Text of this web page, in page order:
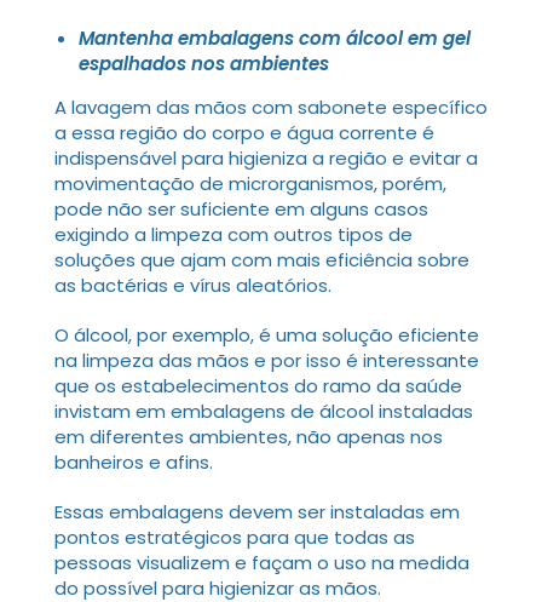
Mantenha embalagens com álcool em gel
espalhados nos ambientes
A lavagem das mãos com sabonete específico
a essa região do corpo e água corrente é
indispensável para higieniza a região e evitar a
movimentação de microrganismos, porém,
pode não ser suficiente em alguns casos
exigindo a limpeza com outros tipos de
soluções que ajam com mais eficiência sobre
as bactérias e vírus aleatórios.
O álcool, por exemplo, é uma solução eficiente
na limpeza das mãos e por isso é interessante
que os estabelecimentos do ramo da saúde
invistam em embalagens de álcool instaladas
em diferentes ambientes, não apenas nos
banheiros e afins.
Essas embalagens devem ser instaladas em
pontos estratégicos para que todas as
pessoas visualizem e façam o uso na medida
do possível para higienizar as mãos.